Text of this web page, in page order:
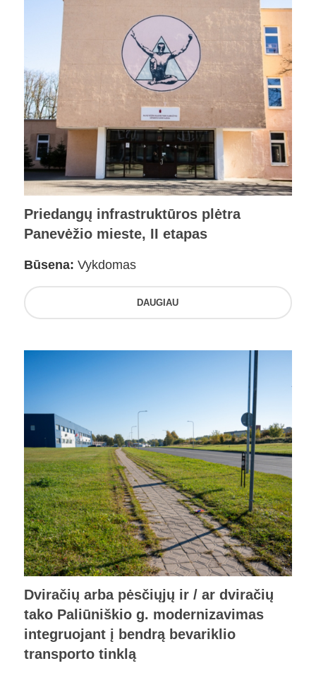
Priedangų infrastruktūros plėtra
Panevėžio mieste, II etapas
Būsena: Vykdomas
DAUGIAU
Dviračių arba pėsčiųjų ir / ar dviračių
tako Paliūniškio g. modernizavimas
integruojant į bendrą bevariklio
transporto tinklą